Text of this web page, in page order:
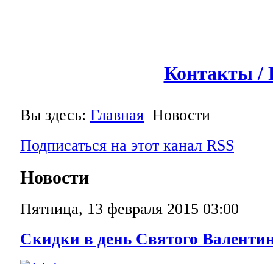
Контакты /
Вы здесь: Главная Новости
Подписаться на этот канал RSS
Новости
Пятница, 13 февраля 2015 03:00
Скидки в день Святого